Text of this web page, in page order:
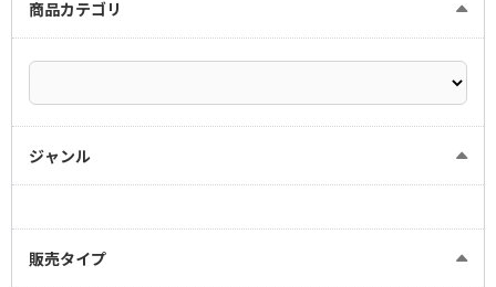
商品カテゴリ
ジャンル
販売タイプ